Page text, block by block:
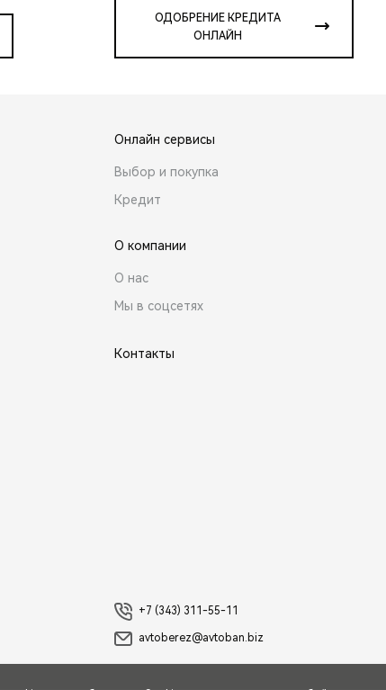
ОДОБРЕНИЕ КРЕДИТА
ОНЛАЙН
Онлайн сервисы
Выбор и покупка
Кредит
О компании
О нас
Мы в соцсетях
Контакты
+7 (343) 311-55-11
avtoberez@avtoban.biz